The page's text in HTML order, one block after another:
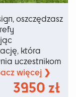
oszczędzasz
która
uczestnikom
więcej ❯
3950zł